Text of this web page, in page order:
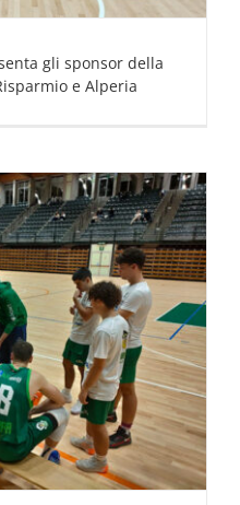
gli sponsor della
e Alperia